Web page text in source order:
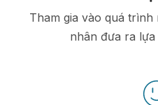
Tham gia vào quá
nhân đưa ra